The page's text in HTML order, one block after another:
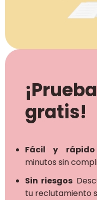
gratis!
Fácil y rápido
minutos sin
Sin riesgos
tu reclutamiento